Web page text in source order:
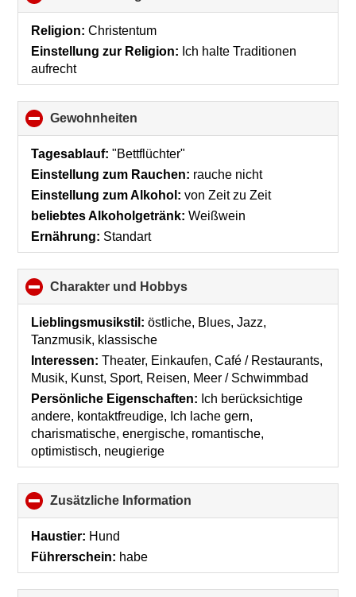
to
Religion: Christentum
Einstellung zur Religion: Ich halte Traditionen
aufrecht
Gewohnheiten
to
collapse
Tagesablauf: "Bettflüchter"
Einstellung zum Rauchen: rauche nicht
Einstellung zum Alkohol: von Zeit zu Zeit
beliebtes Alkoholgetränk: Weißwein
Ernährung: Standart
Charakter und Hobbys
to
collapse
Lieblingsmusikstil: östliche, Blues, Jazz,
Tanzmusik, klassische
Interessen: Theater, Einkaufen, Café / Restaurants,
Musik, Kunst, Sport, Reisen, Meer / Schwimmbad
Persönliche Eigenschaften: Ich berücksichtige
andere, kontaktfreudige, Ich lache gern,
charismatische, energische, romantische,
optimistisch, neugierige
Zusätzliche Information
to
Haustier: Hund
Führerschein: habe